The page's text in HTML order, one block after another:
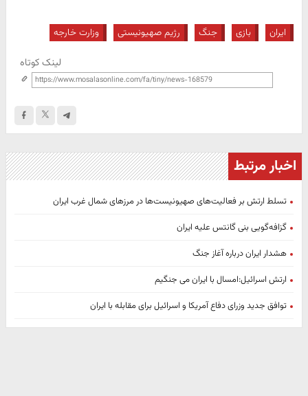
ایران بازی جنگ رژیم صهیونیستی وزارت خارجه
لینک کوتاه
اخبار مرتبط
تسلط ارتش بر فعالیت‌های صهیونیست‌ها در مرزهای شمال غرب ایران
گزافه‌گویی بنی گانتس علیه ایران
هشدار ایران درباره آغاز جنگ
ارتش اسرائیل:امسال با ایران می جنگیم
توافق جدید وزرای دفاع آمریکا و اسرائیل برای مقابله با ایران